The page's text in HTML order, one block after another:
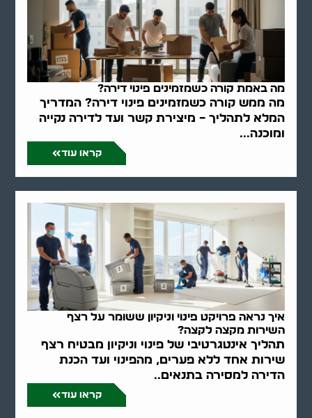
מה באמת קורה כשמזמינים פינוי דירה?
מה ממש קורה כשמזמינים פינוי דירה? המדריך
המלא לתהליך – מיצירת קשר ועד לדירה נקייה
ומוכנה...
קראו עוד
איך נראה פרויקט פינוי וניקיון ששומר על רצף
השירות מקצה לקצה?
תהליך אינטגרטיבי של פינוי וניקיון מבטיח רצף
שירות אחד ללא פערים, מהפינוי ועד הכנת
הדירה למסירה בתנאים..
קראו עוד